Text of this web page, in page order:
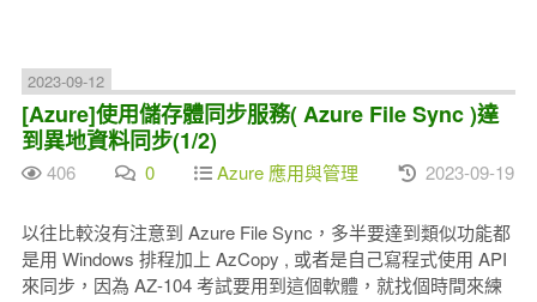
2023-09-12
[Azure]使用儲存體同步服務( Azure File Sync )達
到異地資料同步(1/2)
406 0 Azure 應用與管理 2023-09-19
以往比較沒有注意到 Azure File Sync，多半要達到類似功能都
是用 Windows 排程加上 AzCopy , 或者是自己寫程式使用 API
來同步，因為 AZ-104 考試要用到這個軟體，就找個時間來練